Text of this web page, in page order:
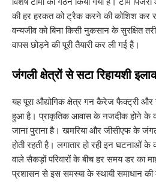
की हर हरकत को ट्रैक करने की कोशिश कर
वन्यजीव को बिना किसी नुकसान के
वापस छोड़ने की पूरी तैयारी कर ली गई है।
​जंगली क्षेत्रों से सटा रिहायशी
​यह पूरा औद्योगिक क्षेत्र गन कैरेज फैक्ट्री
हुआ है। प्राकृतिक आवास के नजदीक होने के
जाना पुराना है। खमरिया और जीसीएफ के
होती रहती है। लगातार हो रही इन घटनाओं के
वाले सैकड़ों परिवारों के बीच हर समय डर का
प्रशासन से इस समस्या के स्थायी समाधान की